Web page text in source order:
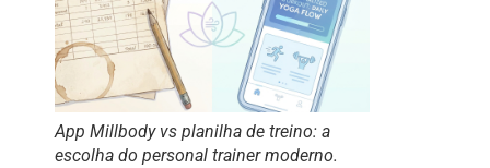
App Millbody vs planilha de treino: a
escolha do personal trainer moderno.